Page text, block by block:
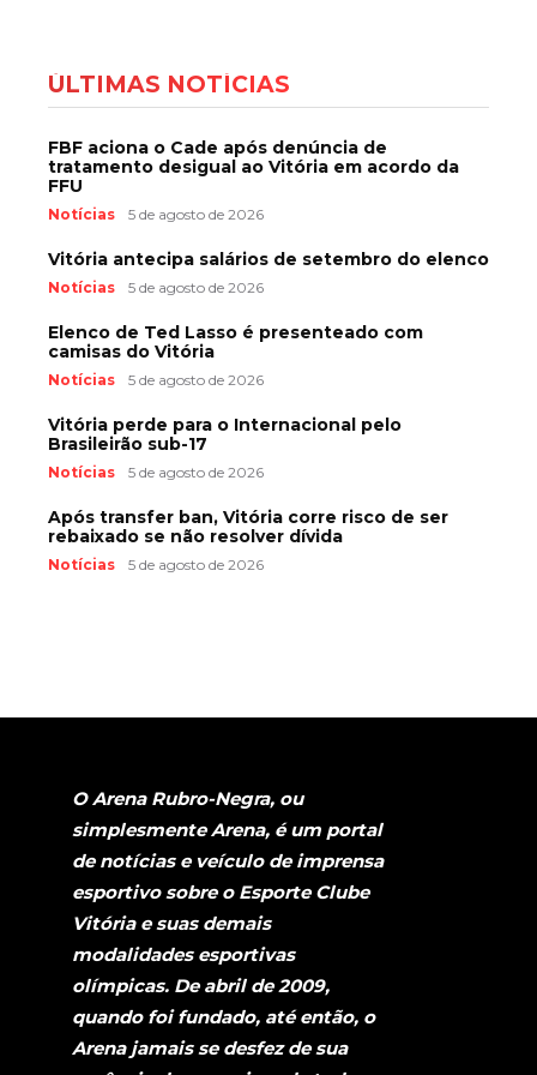
ÚLTIMAS NOTÍCIAS
FBF aciona o Cade após denúncia de
tratamento desigual ao Vitória em acordo da
FFU
Notícias 5 de agosto de 2026
Vitória antecipa salários de setembro do elenco
Notícias 5 de agosto de 2026
Elenco de Ted Lasso é presenteado com
camisas do Vitória
Notícias 5 de agosto de 2026
Vitória perde para o Internacional pelo
Brasileirão sub-17
Notícias 5 de agosto de 2026
Após transfer ban, Vitória corre risco de ser
rebaixado se não resolver dívida
Notícias 5 de agosto de 2026
O Arena Rubro-Negra, ou
simplesmente Arena, é um portal
de notícias e veículo de imprensa
esportivo sobre o Esporte Clube
Vitória e suas demais
modalidades esportivas
olímpicas. De abril de 2009,
quando foi fundado, até então, o
Arena jamais se desfez de sua